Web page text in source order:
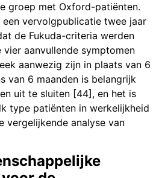
groep met Oxford-patiënten.
vervolgpublicatie twee jaar
de Fukuda-criteria werden
vier aanvullende symptomen
aanwezig zijn in plaats van 6
van 6 maanden is belangrijk
uit te sluiten [44], en het is
type patiënten in werkelijkheid
vergelijkende analyse van